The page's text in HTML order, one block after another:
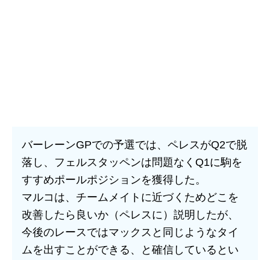
バーレーンGPでの予選では、ペレスがQ2で脱
落し、フェルスタッペンは問題なくQ1に駒を
すすめポールポジションを獲得した。
マルコは、チームメイトに近づくためどこを
改善したら良いか（ペレスに）説明したが、
今後のレースではマックスと同じようなタイ
ムを出すことができる、と確信しているとい